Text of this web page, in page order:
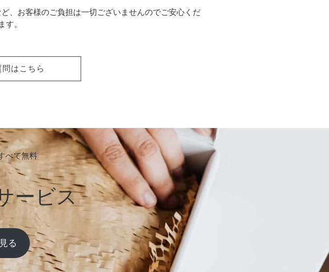
、お客様のご負担は一切ございませんのでご安心くだ
す。
はこちら
べて無料
ービス
る